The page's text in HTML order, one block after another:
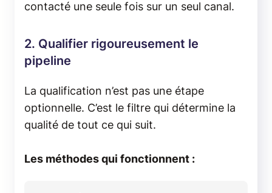
contacté une seule fois sur un seul canal.
2. Qualifier rigoureusement le
pipeline
La qualification n’est pas une étape
optionnelle. C’est le filtre qui détermine la
qualité de tout ce qui suit.
Les méthodes qui fonctionnent :